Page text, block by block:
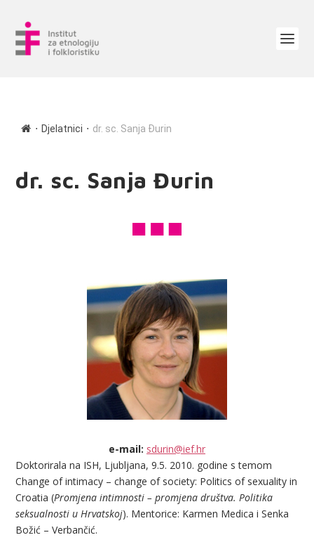
∙ Djelatnici ∙ dr. sc. Sanja Đurin
dr. sc. Sanja Đurin
e-mail: sdurin@ief.hr
Doktorirala na ISH, Ljubljana, 9.5. 2010. godine s temom
Change of intimacy – change of society: Politics of sexuality in
Croatia (Promjena intimnosti – promjena društva. Politika
seksualnosti u Hrvatskoj). Mentorice: Karmen Medica i Senka
Božić – Verbančić.